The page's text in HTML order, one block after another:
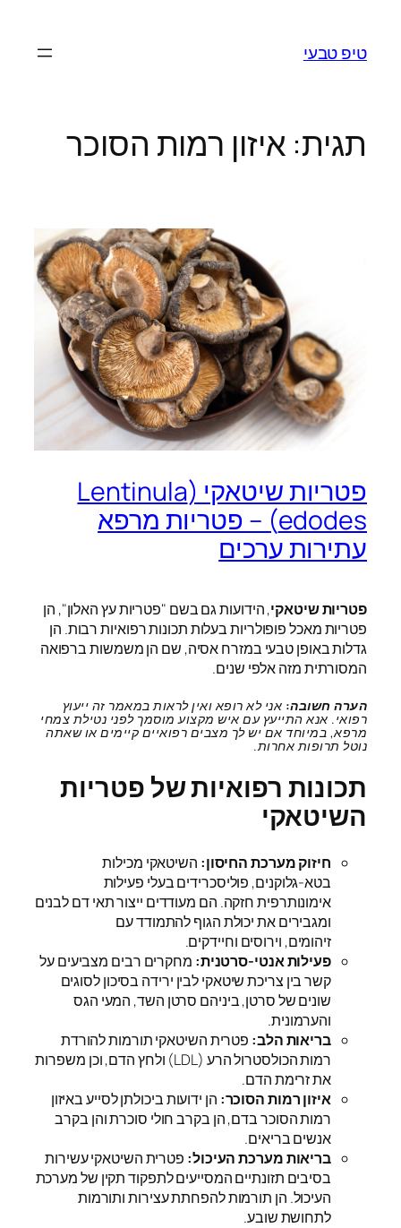
טיפ טבעי
תגית: איזון רמות הסוכר
פטריות שיטאקי (Lentinula
edodes) – פטריות מרפא
עתירות ערכים
פטריות שיטאקי, הידועות גם בשם "פטריות עץ האלון", הן
פטריות מאכל פופולריות בעלות תכונות רפואיות רבות. הן
גדלות באופן טבעי במזרח אסיה, שם הן משמשות ברפואה
המסורתית מזה אלפי שנים.
הערה חשובה: אני לא רופא ואין לראות במאמר זה ייעוץ
רפואי. אנא התייעץ עם איש מקצוע מוסמך לפני נטילת צמחי
מרפא, במיוחד אם יש לך מצבים רפואיים קיימים או שאתה
נוטל תרופות אחרות.
תכונות רפואיות של פטריות
השיטאקי
חיזוק מערכת החיסון: השיטאקי מכילות
בטא-גלוקנים, פוליסכרידים בעלי פעילות
אימונותרפית חזקה. הם מעודדים ייצור תאי דם לבנים
ומגבירים את יכולת הגוף להתמודד עם
זיהומים, וירוסים וחיידקים.
פעילות אנטי-סרטנית: מחקרים רבים מצביעים על
קשר בין צריכת שיטאקי לבין ירידה בסיכון לסוגים
שונים של סרטן, ביניהם סרטן השד, המעי הגס
והערמונית.
בריאות הלב: פטרית השיטאקי תורמות להורדת
רמות הכולסטרול הרע (LDL) ולחץ הדם, וכן משפרות
את זרימת הדם.
איזון רמות הסוכר: הן ידועות ביכולתן לסייע באיזון
רמות הסוכר בדם, הן בקרב חולי סוכרת והן בקרב
אנשים בריאים.
בריאות מערכת העיכול: פטרית השיטאקי עשירות
בסיבים תזונתיים המסייעים לתפקוד תקין של מערכת
העיכול. הן תורמות להפחתת עצירות ותורמות
לתחושת שובע.